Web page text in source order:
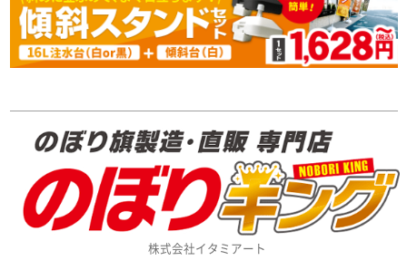
株式会社イタミアート